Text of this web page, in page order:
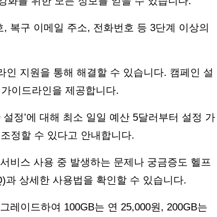
복구 이메일 주소, 전화번호 등 3단계 이상의
지원을 통해 해결할 수 있습니다. 캠페인 설
이드라인을 제공합니다.
정’에 대해 최소 일일 예산 5달러부터 설정 가
정할 수 있다고 안내합니다.
비스 사용 중 발생하는 문제나 궁금증도 헬프
상세한 사용법을 확인할 수 있습니다.
레이드하여 100GB는 연 25,000원, 200GB는